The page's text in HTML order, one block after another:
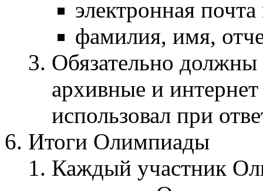
электронная
фамилия, имя,
Обязательно должны
архивные и
использовал при
Итоги Олимпиады
Каждый участник